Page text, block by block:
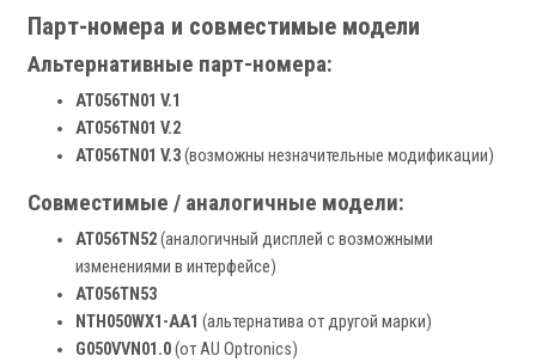
Парт-номера и совместимые модели
Альтернативные парт-номера:
AT056TN01 V.1
AT056TN01 V.2
AT056TN01 V.3(возможны незначительные модификации)
Совместимые / аналогичные модели:
AT056TN52(аналогичный дисплей с возможными
изменениями в интерфейсе)
AT056TN53
NTH050WX1-AA1 (альтернатива от другой марки)
G050VVN01.0(от AU Optronics)